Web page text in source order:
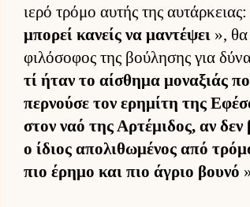
ιερό τρόμο αυ­τής της
μπορεί κανείς να μαντέψει », θα
φιλόσοφος της βού­λησης για
τί ήταν το αί­σθημα μοναξιάς
περ­νούσε τον ερημίτη της
στον ναό της Αρ­τέμιδος, αν δεν
ο ίδιος απολιθωμένος από
πιο έρημο και πιο άγριο βουνό